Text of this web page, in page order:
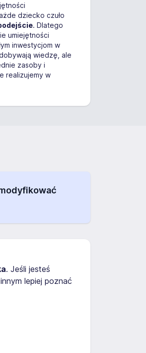
dziecko czuło
. Dlatego
umiejętności
inwestycjom w
wiedzę, ale
zasoby i
realizujemy w
. Jeśli jesteś
lepiej poznać